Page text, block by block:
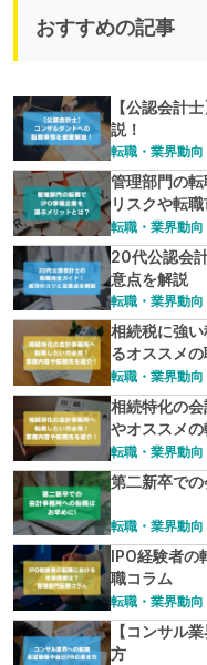
おすすめの記事
【公認会計
説！
転職・業界動向
管理部門の
リスクや転
転職・業界動向
20代公認会
意点を解説
転職・業界動向
相続税に強
るオススメの
転職・業界動向
相続特化の
やオススメの
転職・業界動向
第二新卒で
転職・業界動向
IPO経験者の
職コラム
転職・業界動向
【コンサル
方